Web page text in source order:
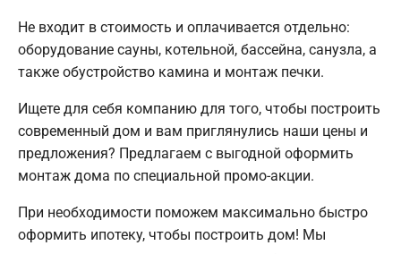
Не входит в стоимость и оплачивается отдельно:
оборудование сауны, котельной, бассейна, санузла, а
также обустройство камина и монтаж печки.
Ищете для себя компанию для того, чтобы построить
современный дом и вам приглянулись наши цены и
предложения? Предлагаем с выгодной оформить
монтаж дома по специальной промо-акции.
При необходимости поможем максимально быстро
оформить ипотеку, чтобы построить дом! Мы